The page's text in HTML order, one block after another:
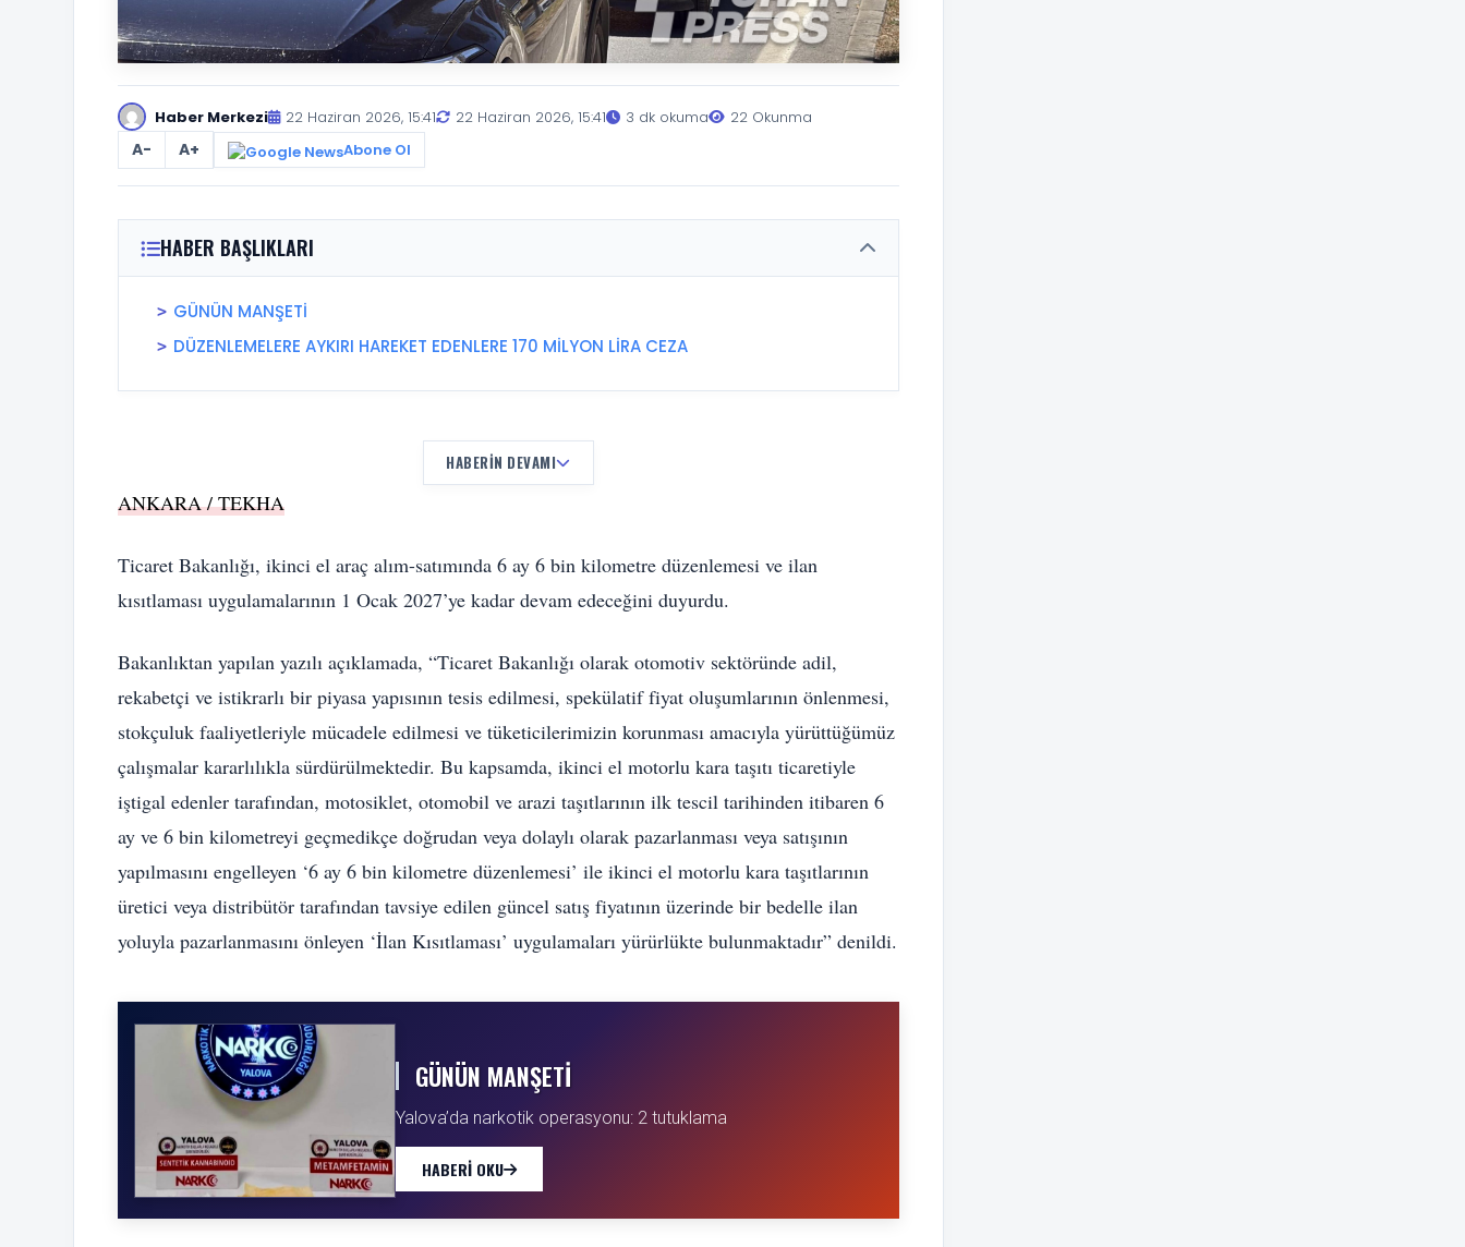
Haber Merkezi 22 Haziran 2026, 15:41 22 Haziran 2026, 15:41 3 dk okuma 22 Okunma
A- A+ Abone Ol
HABER BAŞLIKLARI
GÜNÜN MANŞETİ
DÜZENLEMELERE AYKIRI HAREKET EDENLERE 170 MİLYON LİRA CEZA
HABERIN DEVAMI
ANKARA / TEKHA
Ticaret Bakanlığı, ikinci el araç alım-satımında 6 ay 6 bin kilometre düzenlemesi ve ilan
kısıtlaması uygulamalarının 1 Ocak 2027’ye kadar devam edeceğini duyurdu.
Bakanlıktan yapılan yazılı açıklamada, “Ticaret Bakanlığı olarak otomotiv sektöründe adil,
rekabetçi ve istikrarlı bir piyasa yapısının tesis edilmesi, spekülatif fiyat oluşumlarının önlenmesi,
stokçuluk faaliyetleriyle mücadele edilmesi ve tüketicilerimizin korunması amacıyla yürüttüğümüz
çalışmalar kararlılıkla sürdürülmektedir. Bu kapsamda, ikinci el motorlu kara taşıtı ticaretiyle
iştigal edenler tarafından, motosiklet, otomobil ve arazi taşıtlarının ilk tescil tarihinden itibaren 6
ay ve 6 bin kilometreyi geçmedikçe doğrudan veya dolaylı olarak pazarlanması veya satışının
yapılmasını engelleyen ‘6 ay 6 bin kilometre düzenlemesi’ ile ikinci el motorlu kara taşıtlarının
üretici veya distribütör tarafından tavsiye edilen güncel satış fiyatının üzerinde bir bedelle ilan
yoluyla pazarlanmasını önleyen ‘İlan Kısıtlaması’ uygulamaları yürürlükte bulunmaktadır” denildi.
GÜNÜN MANŞETI
Yalova’da narkotik operasyonu: 2 tutuklama
HABERI OKU